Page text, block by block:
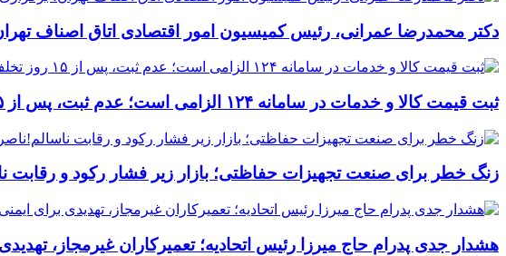
دکتر محمدرضا عمرانی، رئیس کمیسیون امور اقتصادی اتاق اصناف
ثبت قیمت کالا و خدمات در سامانه ۱۲۴ الزامی است؛ عدم ثبت، پس از ۱۵ روز تخلف محسوب می‌شود
زنگ خطر برای صنعت تجهیزات حفاظتی؛ بازار زیر فشار رکود و رقابت
هشدار جدی پدرام حاج میرزا رئیس اتحادیه؛ تعمیرکاران غیرمجاز،